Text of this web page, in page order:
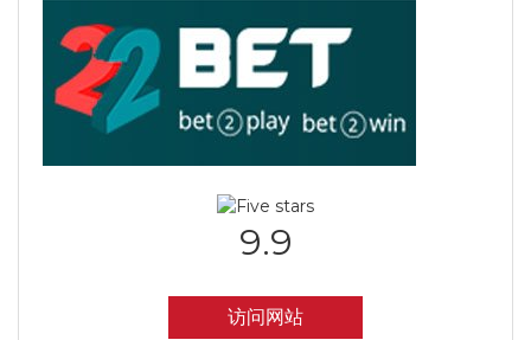
9.9
访问网站